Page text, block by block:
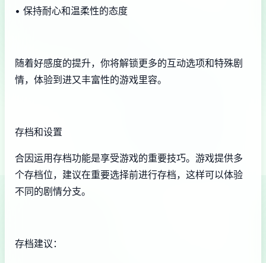
• 保持耐心和温柔性的态度
随着好感度的提升，你将解锁更多的互动选项和特殊剧
情，体验到进又丰富性的游戏里容。
存档和设置
合因运用存档功能是享受游戏的重要技巧。游戏提供多
个存档位，建议在重要选择前进行存档，这样可以体验
不同的剧情分支。
存档建议：